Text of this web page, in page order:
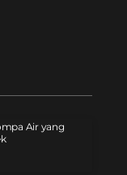
Air yang